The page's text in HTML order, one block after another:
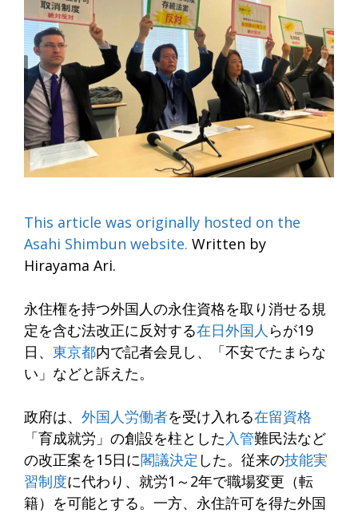
This article was originally hosted on the
Asahi Shimbun website. Written by
Hirayama Ari.
永住権を持つ外国人の永住資格を取り消せる規
定を含む法改正に反対する在日外国人 らが19
日、 東京都内で記者会見し、「不安でたまらな
い」などと訴えた。
政府は、 外国人労働者を受け入れる在留資格
「育成就労」の創設を柱とした入管難民法など
の改正案を15日に閣議決定 した。従来の技能実
習制度に代わり、就労1～2年で職場変更（転
籍）を可能とする。一方、永住許可を得た外国